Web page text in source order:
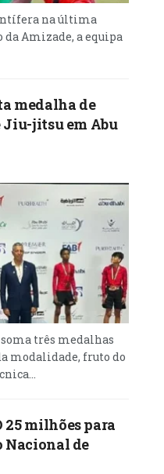
na última
da Amizade, a equipa
medalha de
jitsu em Abu
três medalhas
modalidade, fruto do
25 milhões para
Nacional de